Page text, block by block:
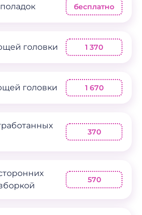
бесплатно
головки 1 370
головки 1 670
370
570